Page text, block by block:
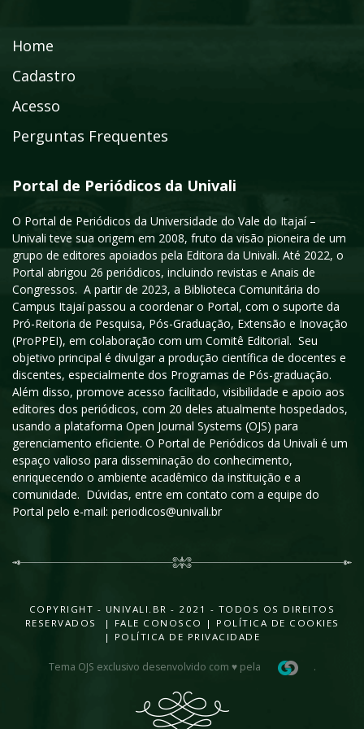
Home
Cadastro
Acesso
Perguntas Frequentes
Portal de Periódicos da Univali
O Portal de Periódicos da Universidade do Vale do Itajaí –
Univali teve sua origem em 2008, fruto da visão pioneira de um
grupo de editores apoiados pela Editora da Univali. Até 2022, o
Portal abrigou 26 periódicos, incluindo revistas e Anais de
Congressos. A partir de 2023, a Biblioteca Comunitária do
Campus Itajaí passou a coordenar o Portal, com o suporte da
Pró-Reitoria de Pesquisa, Pós-Graduação, Extensão e Inovação
(ProPPEI), em colaboração com um Comitê Editorial. Seu
objetivo principal é divulgar a produção científica de docentes e
discentes, especialmente dos Programas de Pós-graduação.
Além disso, promove acesso facilitado, visibilidade e apoio aos
editores dos periódicos, com 20 deles atualmente hospedados,
usando a plataforma Open Journal Systems (OJS) para
gerenciamento eficiente. O Portal de Periódicos da Univali é um
espaço valioso para disseminação do conhecimento,
enriquecendo o ambiente acadêmico da instituição e a
comunidade. Dúvidas, entre em contato com a equipe do
Portal pelo e-mail: periodicos@univali.br
COPYRIGHT - UNIVALI.BR - 2021 - TODOS OS DIREITOS
RESERVADOS |
FALE CONOSCO | POLÍTICA DE COOKIES
| POLÍTICA DE PRIVACIDADE
Tema OJS exclusivo desenvolvido com ♥ pela .